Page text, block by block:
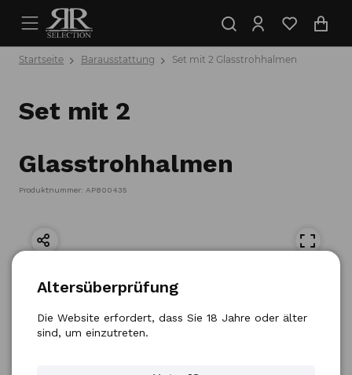
Startseite Barausstattung Set mit 2 Glasstrohhalmen
Set mit 2
Glasstrohhalmen
Produktnummer: AP800435
Altersüberprüfung
Die Website erfordert, dass Sie 18 Jahre oder älter
sind, um einzutreten.